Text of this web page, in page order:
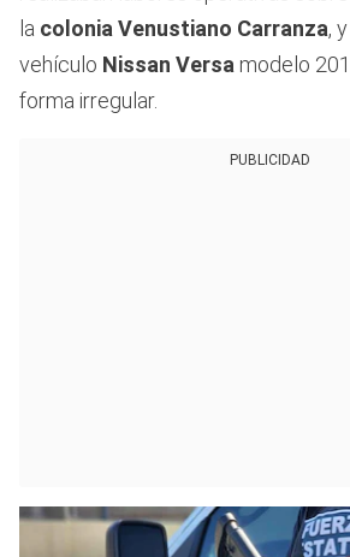
la colonia Venustiano Carranza,
vehículo Nissan Versa modelo
forma irregular.
PUBLICIDAD